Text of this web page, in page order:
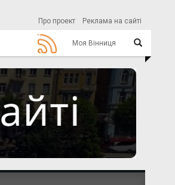
Про проект Реклама на сайті
Моя Вінниця